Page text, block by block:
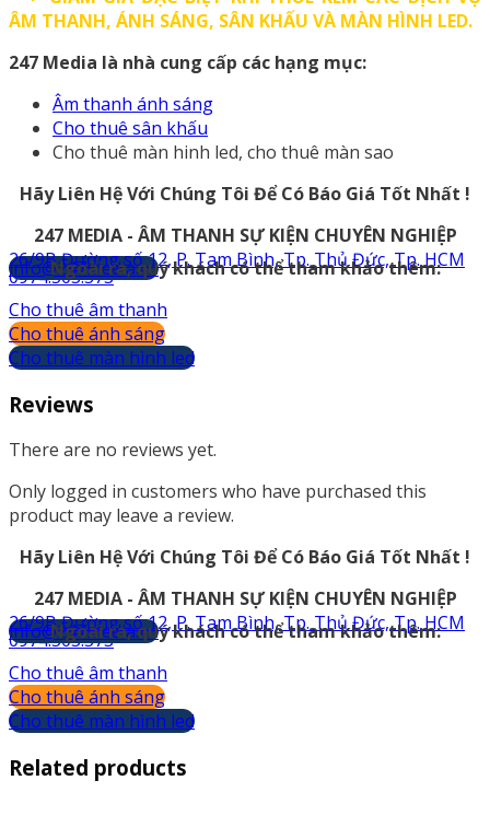
ÂM THANH, ÁNH SÁNG, SÂN KHẤU VÀ MÀN HÌNH LED.
247 Media là nhà cung cấp các hạng mục:
Âm thanh ánh sáng
Cho thuê sân khấu
Cho thuê màn hinh led, cho thuê màn sao
Hãy Liên Hệ Với Chúng Tôi Để Có Báo Giá Tốt Nhất !
247 MEDIA - ÂM THANH SỰ KIỆN CHUYÊN NGHIỆP
0974.503.573
info@247media.vn
26/9B Đường số 12, P. Tam Bình, Tp. Thủ Đức, Tp. HCM
Ngoài ra, quý khách có thể tham khảo thêm:
Cho thuê âm thanh
Cho thuê ánh sáng
Cho thuê màn hình led
Reviews
There are no reviews yet.
Only logged in customers who have purchased this
product may leave a review.
Hãy Liên Hệ Với Chúng Tôi Để Có Báo Giá Tốt Nhất !
247 MEDIA - ÂM THANH SỰ KIỆN CHUYÊN NGHIỆP
0974.503.573
info@247media.vn
26/9B Đường số 12, P. Tam Bình, Tp. Thủ Đức, Tp. HCM
Ngoài ra, quý khách có thể tham khảo thêm:
Cho thuê âm thanh
Cho thuê ánh sáng
Cho thuê màn hình led
Related products